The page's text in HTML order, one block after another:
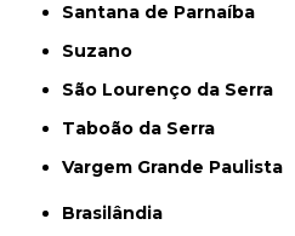
Santana de Parnaíba
Suzano
São Lourenço da Serra
Taboão da Serra
Vargem Grande Paulista
Brasilândia